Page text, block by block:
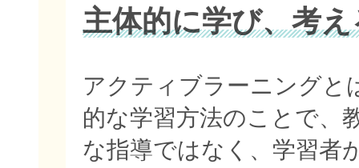
主体的に学び、考
アクティブラーニングと
的な学習方法のことで、
な指導ではなく、学習者